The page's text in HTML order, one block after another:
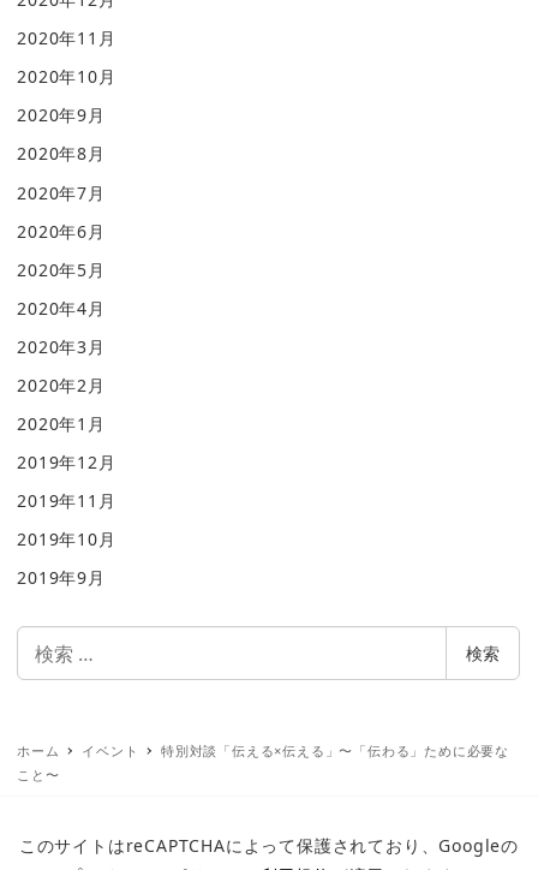
2020年11月
2020年10月
2020年9月
2020年8月
2020年7月
2020年6月
2020年5月
2020年4月
2020年3月
2020年2月
2020年1月
2019年12月
2019年11月
2019年10月
2019年9月
索
検索
ホーム イベント
特別対談「伝える×伝える」〜「伝わる」ために必要な
こと〜
このサイトはreCAPTCHAによって保護されており、Googleの